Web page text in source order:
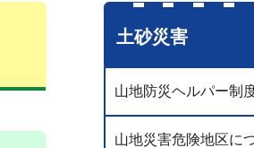
土砂災害
山地防災ヘルパー制
山地災害危険地区に